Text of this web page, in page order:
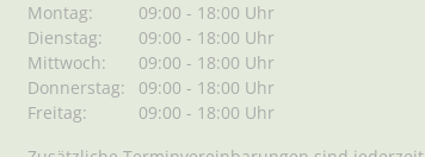
Montag:
09:00 - 18:00 Uhr
Dienstag:
09:00 - 18:00 Uhr
Mittwoch:
09:00 - 18:00 Uhr
Donnerstag:
09:00 - 18:00 Uhr
Freitag:
09:00 - 18:00 Uhr